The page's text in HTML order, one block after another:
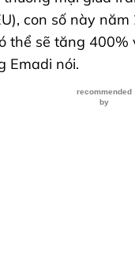
con số này
thể sẽ tăng 400%
Emadi nói.